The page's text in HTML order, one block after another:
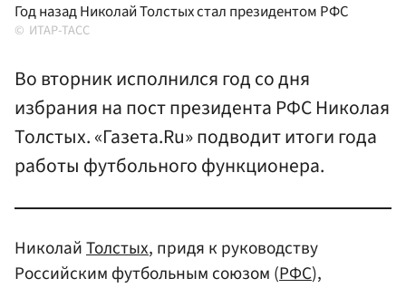
Год назад Николай Толстых стал президентом РФС
ИТАР-ТАСС
Во вторник исполнился год со дня
избрания на пост президента РФС Николая
Толстых. «Газета.Ru» подводит итоги года
работы футбольного функционера.
НиколайТолстых, придя к руководству
Российским футбольным союзом (РФС),